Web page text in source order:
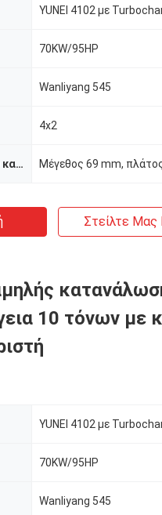
YUNEI 4102 με
70KW/95HP
Wanliyang 545
4x2
Διάσταση του πιάτου κατώτατων ανοίξεων Μέγεθος 69 mm,
Στείλτε Μας
10 τόνων με
YUNEI 4102 με
70KW/95HP
Wanliyang 545